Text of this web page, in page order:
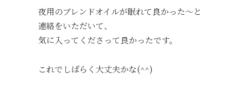
夜用のブレンドオイルが眠れて良かった〜と
連絡をいただいて、
気に入ってくださって良かったです。
これでしばらく大丈夫かな(^^)